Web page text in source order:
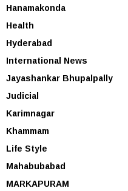
Hanamakonda
Health
Hyderabad
International News
Jayashankar Bhupalpally
Judicial
Karimnagar
Khammam
Life Style
Mahabubabad
MARKAPURAM